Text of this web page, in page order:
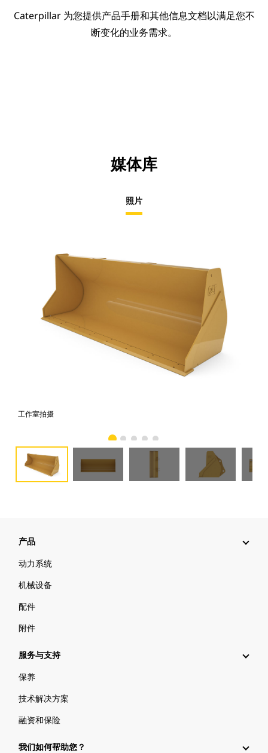
Caterpillar 为您提供产品手册和其他信息文档以满足您不
断变化的业务需求。
媒体库
照片
工作室拍摄
产品
动力系统
机械设备
配件
附件
服务与支持
保养
技术解决方案
融资和保险
我们如何帮助您？